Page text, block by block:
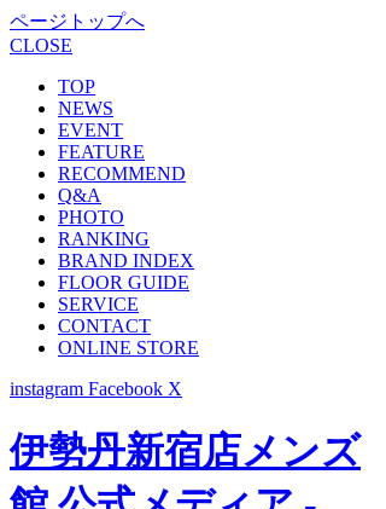
ページトップへ
CLOSE
TOP
NEWS
EVENT
FEATURE
RECOMMEND
Q&A
PHOTO
RANKING
BRAND INDEX
FLOOR GUIDE
SERVICE
CONTACT
ONLINE STORE
instagram Facebook X
伊勢丹新宿店メンズ